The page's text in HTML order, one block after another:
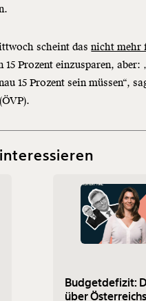
scheint dasnicht mehr
Prozent einzusparen, aber:
15 Prozent sein müssen“,
Budgetdefizit:
über